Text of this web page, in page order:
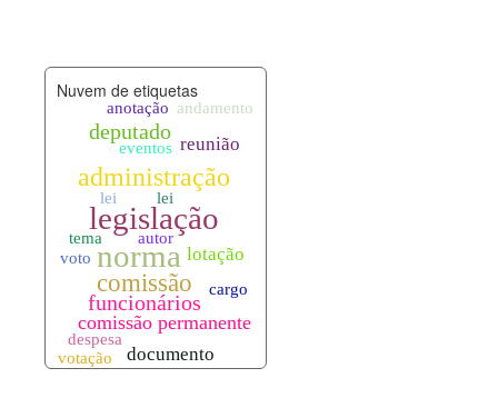
legislacao_norma_anotacoes.xml
Nuvem de etiquetas